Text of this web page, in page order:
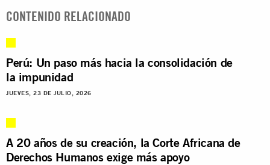
CONTENIDO RELACIONADO
Perú: Un paso más hacia la consolidación de
la impunidad
JUEVES, 23 DE JULIO, 2026
A 20 años de su creación, la Corte Africana de
Derechos Humanos exige más apoyo